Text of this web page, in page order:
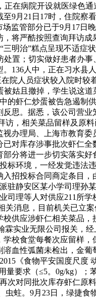
正在病院开设就医绿色
9月21日17时，住院察
场监管部分已于9月17
将严酷按照查询拜访
三明治”糕点呈现不适
置；切实做好患者办
136人中，正在习水县
院人员症状较入院时
姑且撤掉，学生说这
的虾仁炒蛋被告急遏制
思。据悉，该公司营
访，相关菜品留样及原
视办理局、上海市教育
对库存涉事批次虾仁
分将进一步切实落实
标环境，一经发觉违法
招投标合同商定条目
驻静安区某小学司理孙
司理等人对供应211所
关消息，目前机关已立
校供应涉虾仁相关菜品
霖实业无限公司报关，
校食堂每餐次应留样
血性弧菌未检出，金
《食物平安国度尺
量要求（≤5。0g/kg）；
次对同批次库存虾仁原
虫蛀。9月23日，绿捷